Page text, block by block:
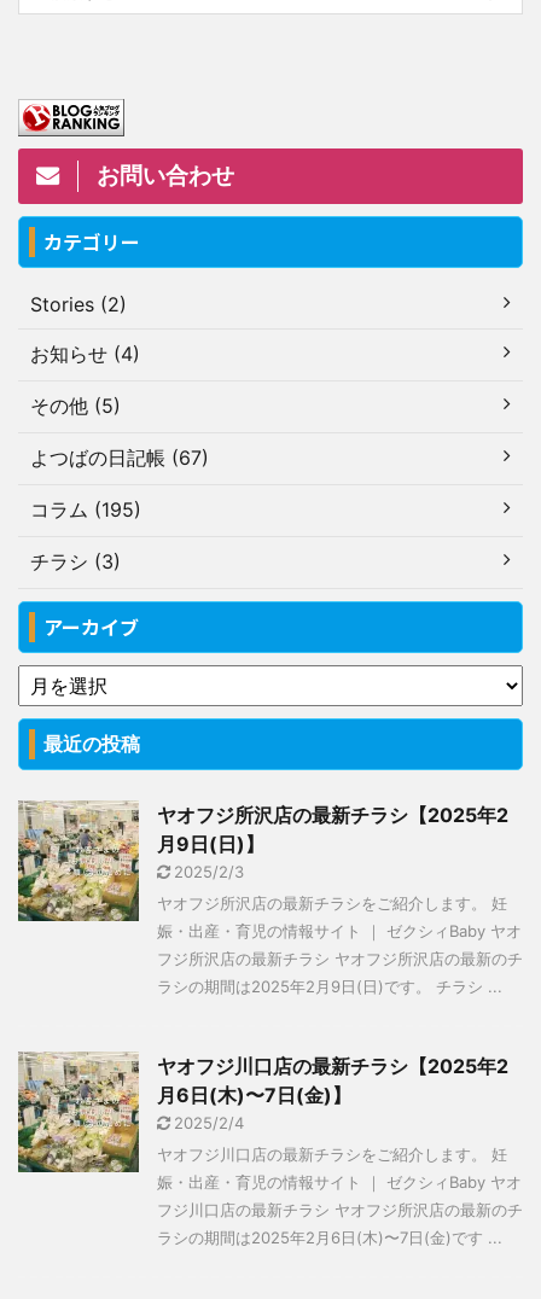
お問い合わせ
カテゴリー
Stories (2)
お知らせ (4)
その他 (5)
よつばの日記帳 (67)
コラム (195)
チラシ (3)
アーカイブ
最近の投稿
ヤオフジ所沢店の最新チラシ【2025年2
月9日(日)】
2025/2/3
ヤオフジ所沢店の最新チラシをご紹介します。 妊
娠・出産・育児の情報サイト ｜ ゼクシィBaby ヤオ
フジ所沢店の最新チラシ ヤオフジ所沢店の最新のチ
ラシの期間は2025年2月9日(日)です。 チラシ ...
ヤオフジ川口店の最新チラシ【2025年2
月6日(木)〜7日(金)】
2025/2/4
ヤオフジ川口店の最新チラシをご紹介します。 妊
娠・出産・育児の情報サイト ｜ ゼクシィBaby ヤオ
フジ川口店の最新チラシ ヤオフジ所沢店の最新のチ
ラシの期間は2025年2月6日(木)〜7日(金)です ...